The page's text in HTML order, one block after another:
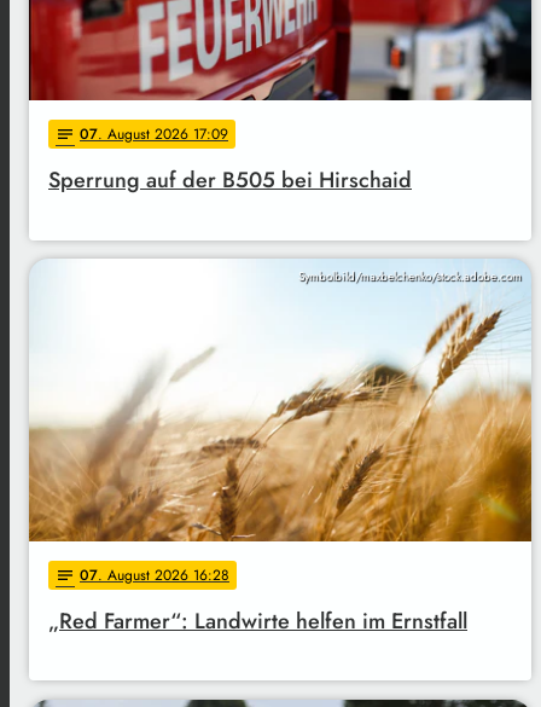
notes 07. August 2026 17:09
Sperrung auf der B505 bei Hirschaid
Symbolbild/maxbelchenko/stock.adobe.com
notes 07. August 2026 16:28
„Red Farmer“: Landwirte helfen im Ernstfall